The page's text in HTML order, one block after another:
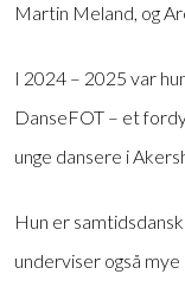
Martin Meland, og
I 2024 – 2025 var
DanseFOT – et
unge dansere i
Hun er
underviser også